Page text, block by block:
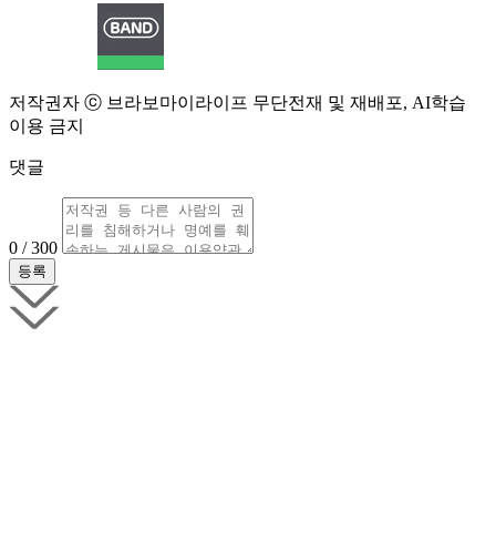
저작권자 ⓒ 브라보마이라이프 무단전재 및 재배포, AI학습
이용 금지
댓글
0 / 300